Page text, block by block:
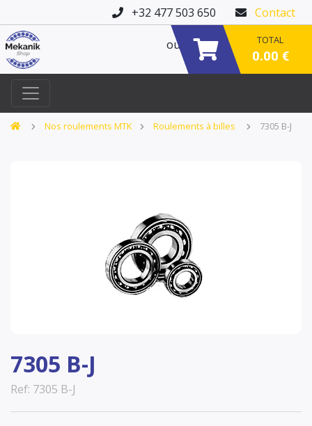
+32 477 503 650 Contact
ou TOTAL
0.00 €
Nos roulements MTK Roulements à billes 7305 B-J
7305 B-J
Ref: 7305 B-J